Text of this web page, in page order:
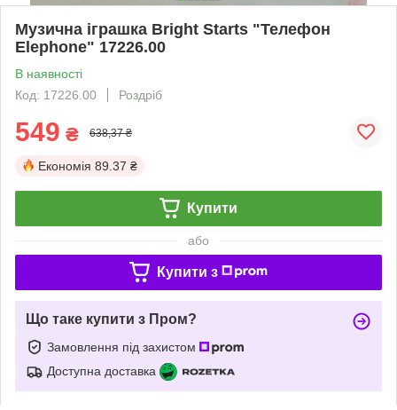
Музична іграшка Bright Starts "Телефон
Elephone" 17226.00
В наявності
Код: 17226.00
Роздріб
549 ₴ 638,37 ₴
Економія 89.37 ₴
Купити
або
Купити з
Що таке купити з Пром?
Замовлення під захистом
Доступна доставка